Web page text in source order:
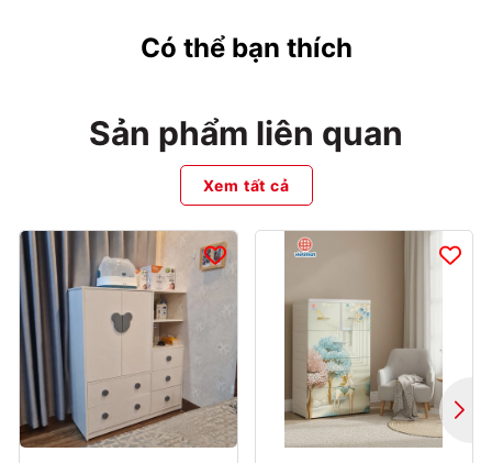
Có thể bạn thích
Sản phẩm liên quan
Xem tất cả